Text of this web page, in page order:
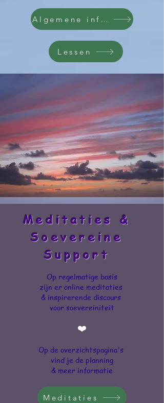
Algemene informatie
Lessen
Meditaties &
Soevereine
Support
Op regelmatige basis
zijn er online meditaties
& inspirerende discours
voor soevereiniteit
❤️
Op de overzichtspagina's
vind je de planning
& meer informatie
Meditaties